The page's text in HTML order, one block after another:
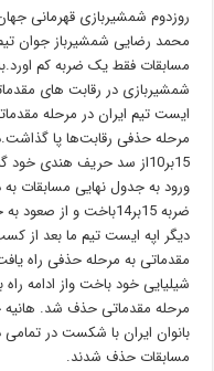
روزدوم شمشیربازی قهرمانی
محمد رضایی شمشیرباز جوان
مسابقات فقط یک ضربه کم
شمشیربازی در رقابت های
ایست تیم ایران در مرحله
مرحله حذفی رقابت‌ها پا
15بر10از سد حریف هندی
ورود به جدول نهایی مسابقات
ضربه 15بر14باخت و
دیگر اپه ایست تیم ما بعد از
مرحله مقدماتی حذف شد.
بانوان ایران با شکست در
مسابقات حذف شدند.